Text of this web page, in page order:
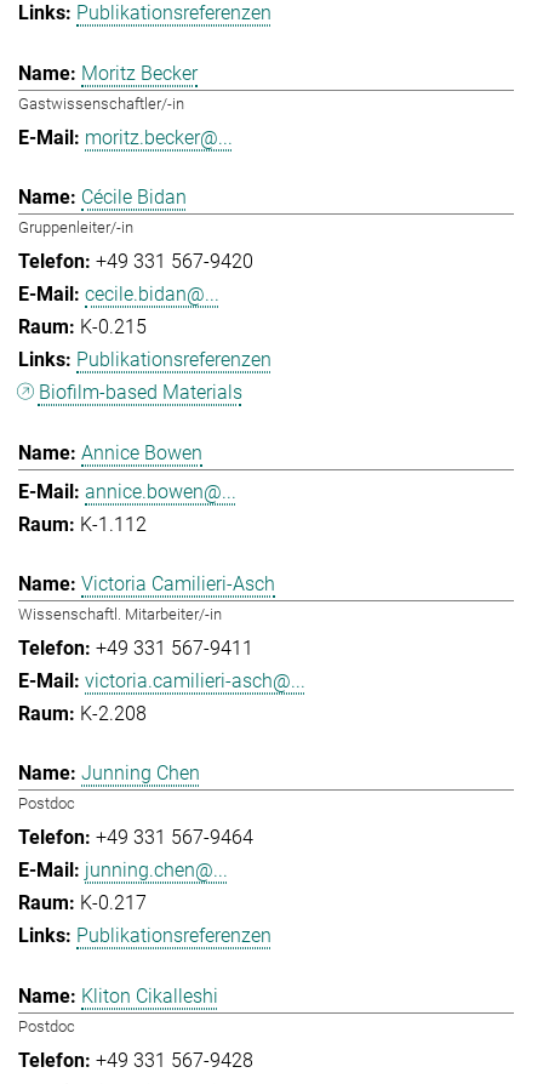
Publikationsreferenzen
Moritz Becker
Gastwissenschaftler/-in
moritz.becker@...
Cécile Bidan
Gruppenleiter/-in
+49 331 567-9420
cecile.bidan@...
K-0.215
Publikationsreferenzen
Biofilm-based Materials
Annice Bowen
annice.bowen@...
K-1.112
Victoria Camilieri-Asch
Wissenschaftl. Mitarbeiter/-in
+49 331 567-9411
victoria.camilieri-asch@...
K-2.208
Junning Chen
Postdoc
+49 331 567-9464
junning.chen@...
K-0.217
Publikationsreferenzen
Kliton Cikalleshi
Postdoc
+49 331 567-9428